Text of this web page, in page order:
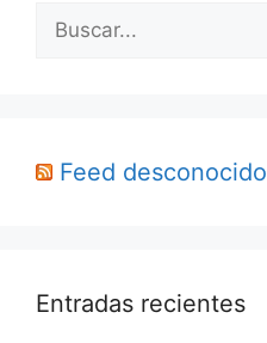
Buscar:
Feed desconocido
Entradas recientes